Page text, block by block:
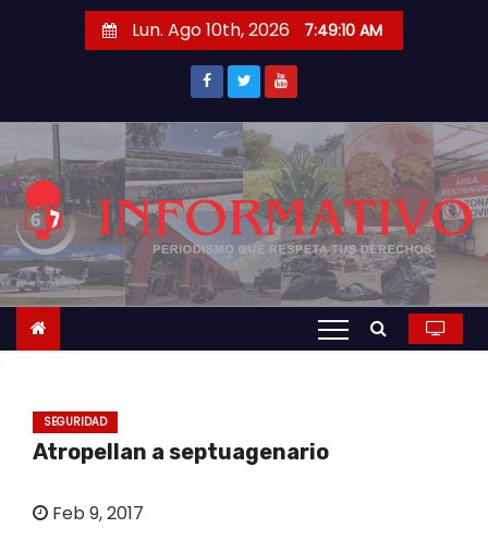
r
a
c
o
t
Lun. Ago 10th, 2026 7:49:11 AM
SEGURIDAD
Atropellan a septuagenario
Feb 9, 2017